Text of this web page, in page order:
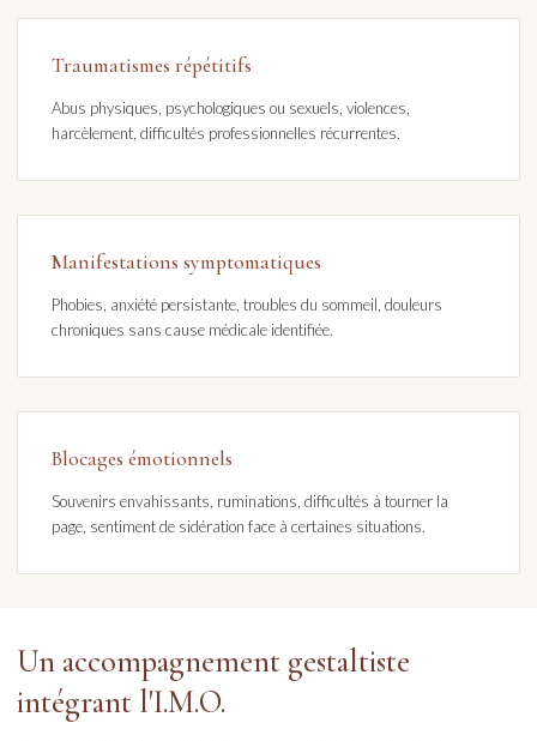
Traumatismes répétitifs
Abus physiques, psychologiques ou sexuels, violences,
harcèlement, difficultés professionnelles récurrentes.
Manifestations symptomatiques
Phobies, anxiété persistante, troubles du sommeil, douleurs
chroniques sans cause médicale identifiée.
Blocages émotionnels
Souvenirs envahissants, ruminations, difficultés à tourner la
page, sentiment de sidération face à certaines situations.
Un accompagnement gestaltiste
intégrant l'I.M.O.